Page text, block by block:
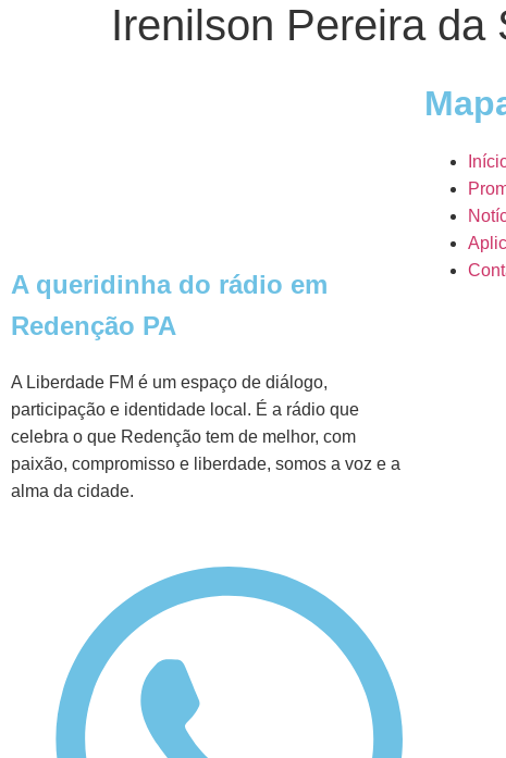
Irenilson Pereira da
A queridinha do rádio em
Redenção PA
A Liberdade FM é um espaço de diálogo,
participação e identidade local. É a rádio que
celebra o que Redenção tem de melhor, com
paixão, compromisso e liberdade, somos a voz e a
alma da cidade.